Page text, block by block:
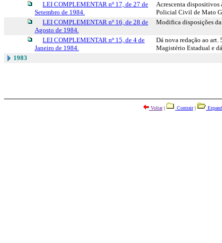
LEI COMPLEMENTAR nº 17, de 27 de
Setembro de 1984.
Acrescenta dispositivos
Policial Civil de Mato
LEI COMPLEMENTAR nº 16, de 28 de
Agosto de 1984.
Modifica disposições
LEI COMPLEMENTAR nº 15, de 4 de
Janeiro de 1984.
Dá nova redação ao
Magistério Estadual e
1983
Voltar| Contrair|